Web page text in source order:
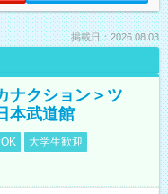
掲載日：2026.08.03
ナクション＞ツ
本武道館
大学生歓迎